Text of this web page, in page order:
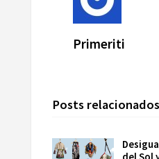
Primeriti
Posts relacionados